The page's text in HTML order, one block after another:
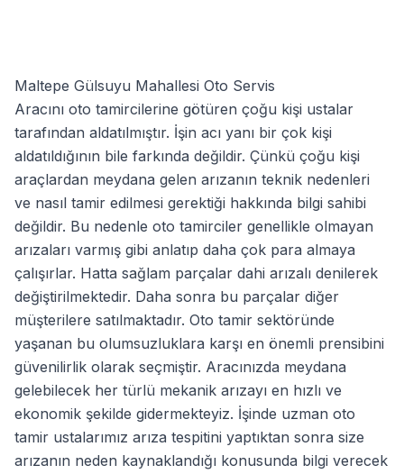
Maltepe Gülsuyu Mahallesi Oto Servis
Aracını oto tamircilerine götüren çoğu kişi ustalar
tarafından aldatılmıştır. İşin acı yanı bir çok kişi
aldatıldığının bile farkında değildir. Çünkü çoğu kişi
araçlardan meydana gelen arızanın teknik nedenleri
ve nasıl tamir edilmesi gerektiği hakkında bilgi sahibi
değildir. Bu nedenle oto tamirciler genellikle olmayan
arızaları varmış gibi anlatıp daha çok para almaya
çalışırlar. Hatta sağlam parçalar dahi arızalı denilerek
değiştirilmektedir. Daha sonra bu parçalar diğer
müşterilere satılmaktadır. Oto tamir sektöründe
yaşanan bu olumsuzluklara karşı en önemli prensibini
güvenilirlik olarak seçmiştir. Aracınızda meydana
gelebilecek her türlü mekanik arızayı en hızlı ve
ekonomik şekilde gidermekteyiz. İşinde uzman oto
tamir ustalarımız arıza tespitini yaptıktan sonra size
arızanın neden kaynaklandığı konusunda bilgi verecek